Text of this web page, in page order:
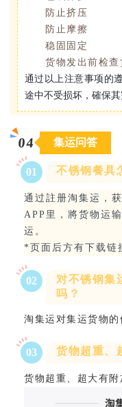
防止挤压
防止摩擦
稳固固定
货物发出前检查
通过以上注意事项的
途中不受损坏，確保其
04 集运问答
01 不锈钢餐具
通过註册淘集运，
APP里，將货物运
运。
*页面后方有下载链
02
对不锈钢集
吗？
淘集运对集运货物的
03 货物超重、
货物超重、超大有附